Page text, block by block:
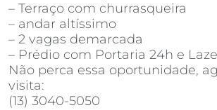
– Terraço com churrasqueira
– andar altíssimo
– 2 vagas demarcada
– Prédio com Portaria 24h e
Não perca essa oportunidade,
visita:
(13) 3040-5050